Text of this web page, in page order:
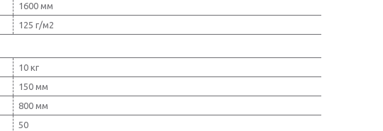
1600 мм
125 г/м2
10 кг
150 мм
800 мм
50